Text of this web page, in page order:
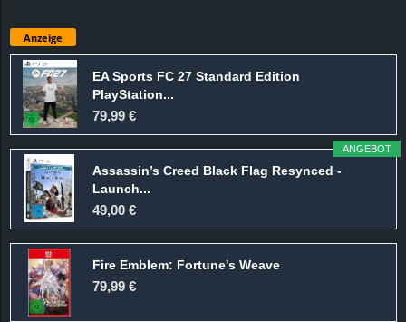
Anzeige
EA Sports FC 27 Standard Edition
PlayStation...
79,99 €
ANGEBOT
Assassin’s Creed Black Flag Resynced -
Launch...
49,00 €
Fire Emblem: Fortune's Weave
79,99 €